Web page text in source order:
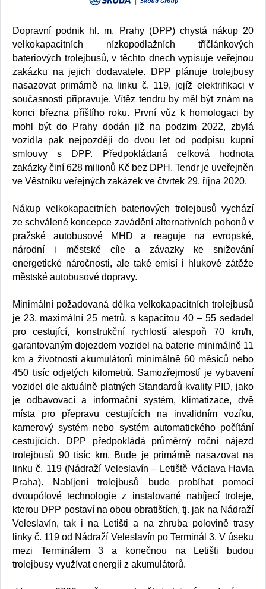
Dopravní podnik hl. m. Prahy (DPP) chystá nákup 20
velkokapacitních nízkopodlažních tříčlánkových
bateriových trolejbusů, v těchto dnech vypisuje veřejnou
zakázku na jejich dodavatele. DPP plánuje trolejbusy
nasazovat primárně na linku č. 119, jejíž elektrifikaci v
současnosti připravuje. Vítěz tendru by měl být znám na
konci března příštího roku. První vůz k homologaci by
mohl být do Prahy dodán již na podzim 2022, zbylá
vozidla pak nejpozději do dvou let od podpisu kupní
smlouvy s DPP. Předpokládaná celková hodnota
zakázky činí 628 milionů Kč bez DPH. Tendr je uveřejněn
ve Věstníku veřejných zakázek ve čtvrtek 29. října 2020.
Nákup velkokapacitních bateriových trolejbusů vychází
ze schválené koncepce zavádění alternativních pohonů v
pražské autobusové MHD a reaguje na evropské,
národní i městské cíle a závazky ke snižování
energetické náročnosti, ale také emisí i hlukové zátěže
městské autobusové dopravy.
Minimální požadovaná délka velkokapacitních trolejbusů
je 23, maximální 25 metrů, s kapacitou 40 – 55 sedadel
pro cestující, konstrukční rychlostí alespoň 70 km/h,
garantovaným dojezdem vozidel na baterie minimálně 11
km a životností akumulátorů minimálně 60 měsíců nebo
450 tisíc odjetých kilometrů. Samozřejmostí je vybavení
vozidel dle aktuálně platných Standardů kvality PID, jako
je odbavovací a informační systém, klimatizace, dvě
místa pro přepravu cestujících na invalidním vozíku,
kamerový systém nebo systém automatického počítání
cestujících. DPP předpokládá průměrný roční nájezd
trolejbusů 90 tisíc km. Bude je primárně nasazovat na
linku č. 119 (Nádraží Veleslavín – Letiště Václava Havla
Praha). Nabíjení trolejbusů bude probíhat pomocí
dvoupólové technologie z instalované nabíjecí troleje,
kterou DPP postaví na obou obratištích, tj. jak na Nádraží
Veleslavín, tak i na Letišti a na zhruba polovině trasy
linky č. 119 od Nádraží Veleslavín po Terminál 3. V úseku
mezi Terminálem 3 a konečnou na Letišti budou
trolejbusy využívat energii z akumulátorů.